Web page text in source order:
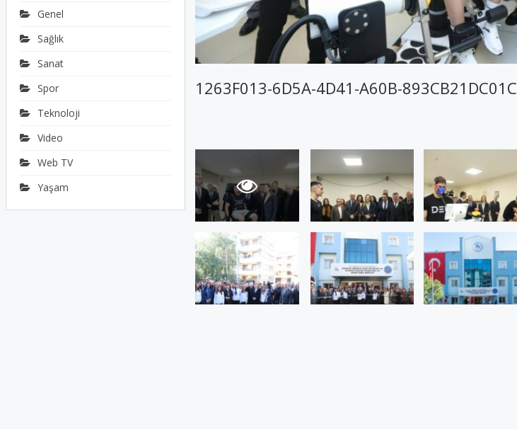
1263F013-6D5A-4D41-A60B-893CB21DC01C
Genel
Sağlık
Sanat
Spor
Teknoloji
Video
Web TV
Yaşam